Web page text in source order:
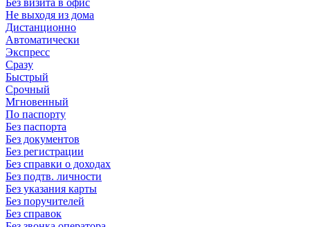
Не выходя из дома
Дистанционно
Автоматически
Экспресс
Сразу
Быстрый
Срочный
Мгновенный
По паспорту
Без паспорта
Без документов
Без регистрации
Без справки о доходах
Без подтв. личности
Без указания карты
Без поручителей
Без справок